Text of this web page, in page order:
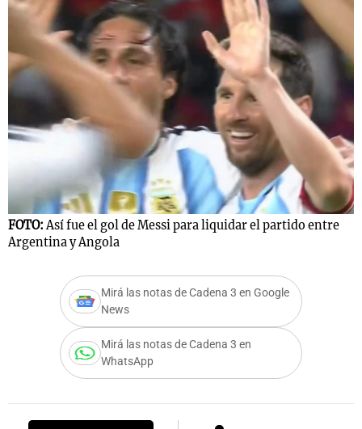
FOTO:Así fue el gol de Messi para liquidar el partido entre
Argentina y Angola
Mirá las notas de Cadena 3 en Google
News
Mirá las notas de Cadena 3 en
WhatsApp
Notas
Mundial 2026
Notas
La Sole en
Cadena 3